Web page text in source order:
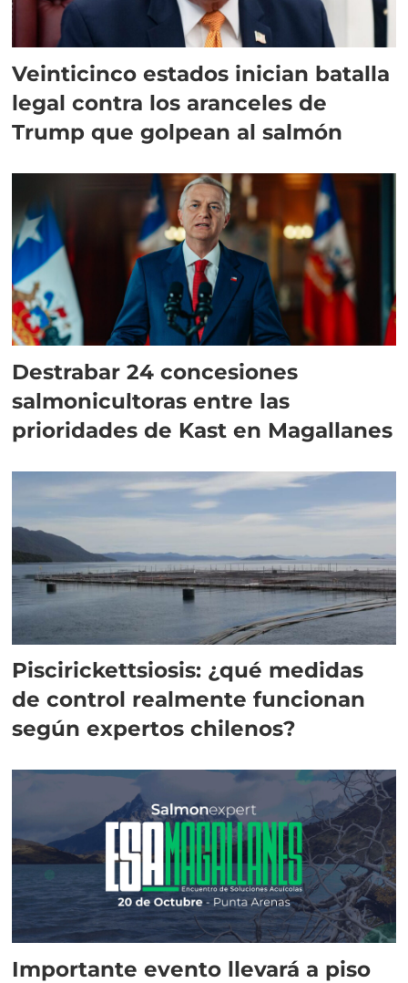
Veinticinco estados inician batalla
legal contra los aranceles de
Trump que golpean al salmón
Destrabar 24 concesiones
salmonicultoras entre las
prioridades de Kast en Magallanes
Piscirickettsiosis: ¿qué medidas
de control realmente funcionan
según expertos chilenos?
Importante evento llevará a piso